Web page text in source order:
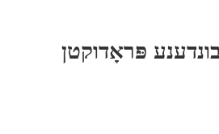
פּראָדוקטן